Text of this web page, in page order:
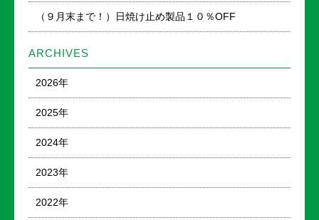
（９月末まで！）日焼け止め製品１０％OFF
ARCHIVES
2026年
2025年
2024年
2023年
2022年